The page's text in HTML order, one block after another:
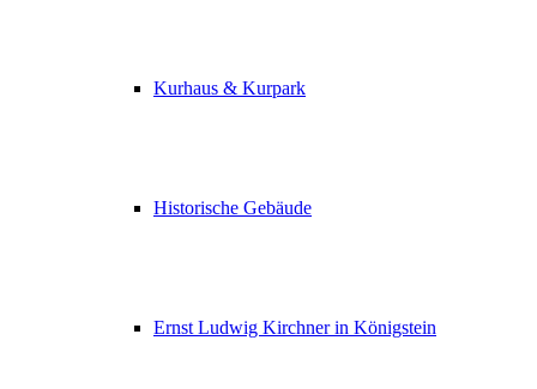
Kurhaus & Kurpark
Historische Gebäude
Ernst Ludwig Kirchner in Königstein